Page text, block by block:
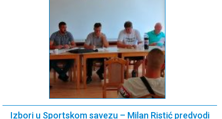
Izbori u Sportskom savezu – Milan Ristić predvodi